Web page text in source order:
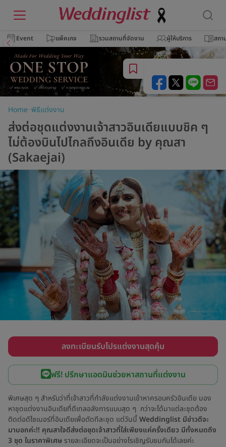
Event แพ็คเกจ รวมสถานที่จัดงาน ผู้ให้บริการ สถา
Home–พิธีแต่งงาน
ส่งต่อชุดแต่งงานเจ้าสาวอินเดียแบบชิค ๆ
ไม่ต้องบินไปไกลถึงอินเดีย by คุณสา
(Sakaejai)
ลงทะเบียนรับโปรแต่งงานสุดคุ้ม
ฟรี! ปรึกษาแอดมินช่วยหาสถานที่แต่งงาน
พิเศษสุด ๆ สำหรับว่าที่เจ้าสาวที่กำลังแต่งงานเข้าหาครอบครัวอินเดีย มอง
หาชุดแต่งงานอินเดียที่ดีเทลอลังการแบบสุด ๆ กว่าจะได้มาแต่ละชุดต้อง
ติดต่อดีไซเนอร์ที่อินเดียเพื่อตัดทีละชุด แต่วันนี้ Weddinglist มีข่าวดีจะ
มาบอกค่ะ!! คุณสาใจดีส่งต่อชุดเจ้าสาวที่ใส่เพียงแค่ครั้งเดียว มีทั้งหมดถึง
3 ชุด ในราคาพิเศษรายละเอียดจะเป็นอย่างไรเชิญรับชมกันได้เลยค่ะ